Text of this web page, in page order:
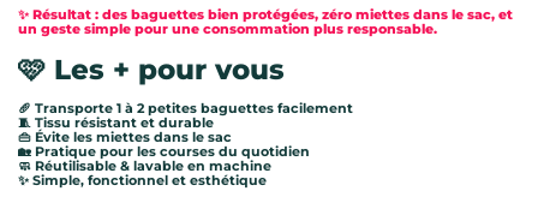
✨ Résultat : des baguettes bien protégées, zéro miettes dans le sac, et
un geste simple pour une consommation plus responsable.
🩷 Les + pour vous
🥖 Transporte 1 à 2 petites baguettes facilement
🧵 Tissu résistant et durable
👜 Évite les miettes dans le sac
🏡 Pratique pour les courses du quotidien
🧼 Réutilisable & lavable en machine
✨ Simple, fonctionnel et esthétique